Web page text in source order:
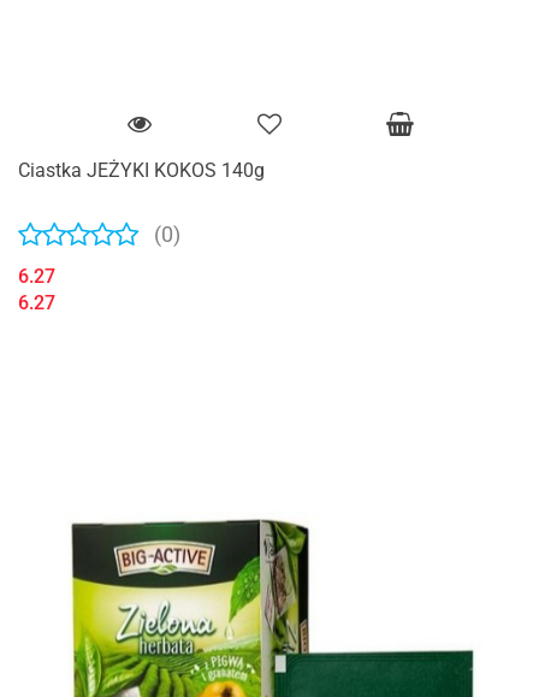
Ciastka JEŻYKI KOKOS 140g
(0)
6.27
6.27